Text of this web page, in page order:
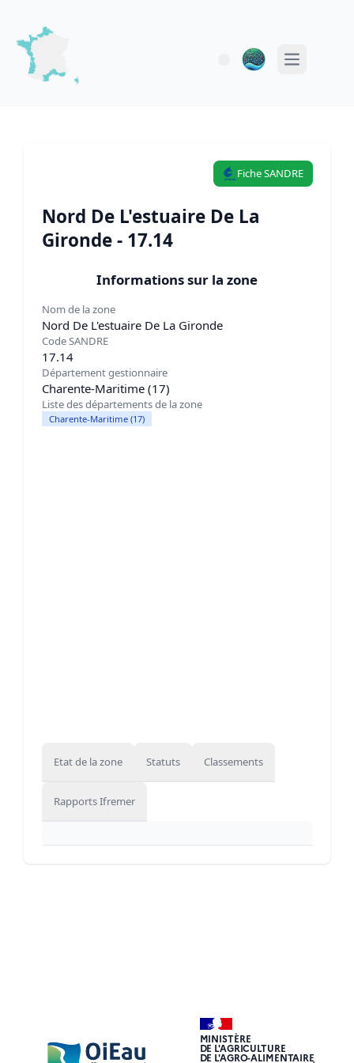
Open main
Fiche SANDRE
Nord De L'estuaire De La
Gironde - 17.14
Informations sur la zone
Nom de la zone
Nord De L'estuaire De La Gironde
Code SANDRE
17.14
Département gestionnaire
Charente-Maritime (17)
Liste des départements de la zone
Charente-Maritime (17)
Etat de la zone Statuts Classements
Rapports Ifremer
MINISTÈRE
DE L'AGRICULTURE
DE L'AGRO-ALIMENTAIRE